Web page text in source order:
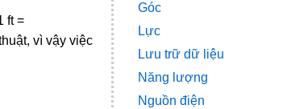
ft =
vì vậy việc
Góc
Lực
Lưu trữ dữ liệu
Năng lượng
Nguồn điện